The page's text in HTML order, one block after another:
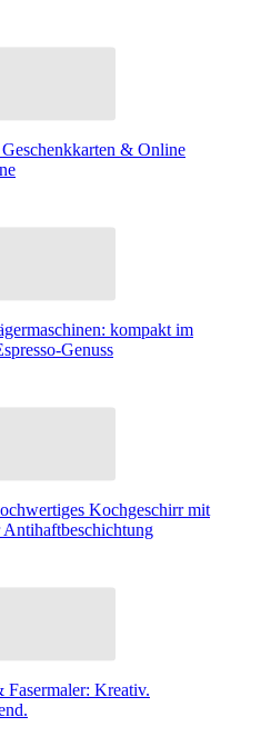
& Online
kompakt im
Genuss
Kochgeschirr mit
Antihaftbeschichtung
Kreativ.